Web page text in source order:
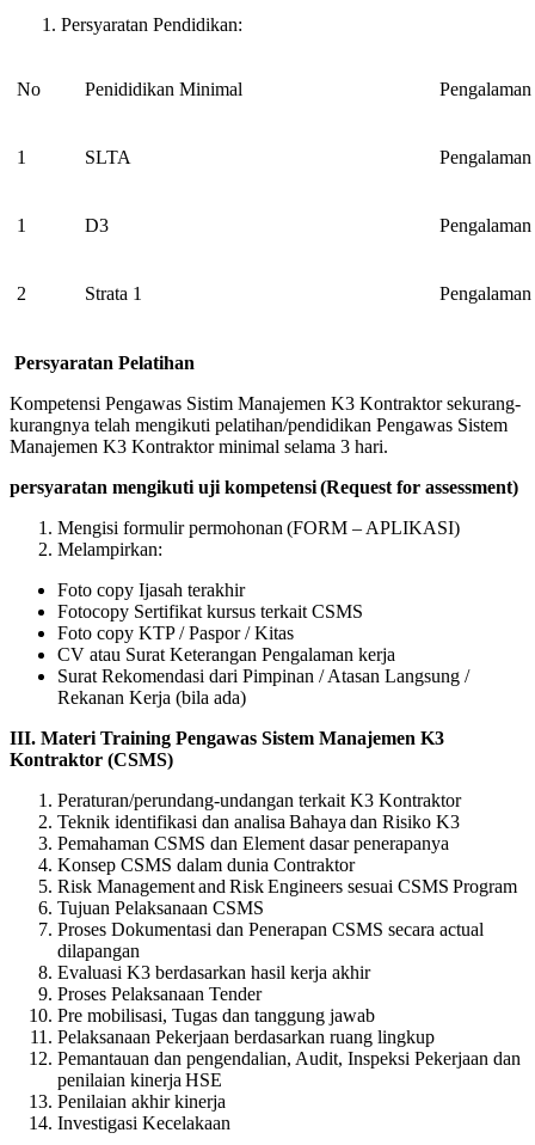
Persyaratan Pendidikan:
No Penididikan Minimal
1 SLTA
1 D3
2 Strata 1
Persyaratan Pelatihan
Kompetensi Pengawas Sistim Manajemen K3 Kontraktor sekurang-
kurangnya telah mengikuti pelatihan/pendidikan Pengawas Sistem
Manajemen K3 Kontraktor minimal selama 3 hari.
persyaratan mengikuti uji kompetensi(Request for assessment)
Mengisi formulir permohonan (FORM – APLIKASI)
Melampirkan:
Foto copy Ijasah terakhir
Fotocopy Sertifikat kursus terkait CSMS
Foto copy KTP / Paspor / Kitas
CV atau Surat Keterangan Pengalaman kerja
Surat Rekomendasi dari Pimpinan / Atasan Langsung /
Rekanan Kerja (bila ada)
III. Materi Training Pengawas Sistem Manajemen K3
Kontraktor (CSMS)
Peraturan/perundang-undangan terkait K3 Kontraktor
Teknik identifikasi dan analisa Bahaya dan Risiko K3
Pemahaman CSMS dan Element dasar penerapanya
Konsep CSMS dalam dunia Contraktor
Risk Management and Risk Engineers sesuai CSMS Program
Tujuan Pelaksanaan CSMS
Proses Dokumentasi dan Penerapan CSMS secara actual
dilapangan
Evaluasi K3 berdasarkan hasil kerja akhir
Proses Pelaksanaan Tender
Pre mobilisasi, Tugas dan tanggung jawab
Pelaksanaan Pekerjaan berdasarkan ruang lingkup
Pemantauan dan pengendalian, Audit, Inspeksi Pekerjaan dan
penilaian kinerja HSE
Penilaian akhir kinerja
Investigasi Kecelakaan